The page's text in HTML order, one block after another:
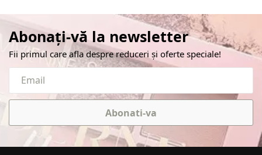
Abonați-vă la newsletter
Fii primul care afla despre reduceri și oferte speciale!
Abonati-va